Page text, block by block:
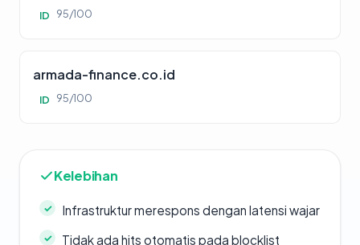
ID 95/100
armada-finance.co.id
ID 95/100
Kelebihan
Infrastruktur merespons dengan latensi wajar
Tidak ada hits otomatis pada blocklist